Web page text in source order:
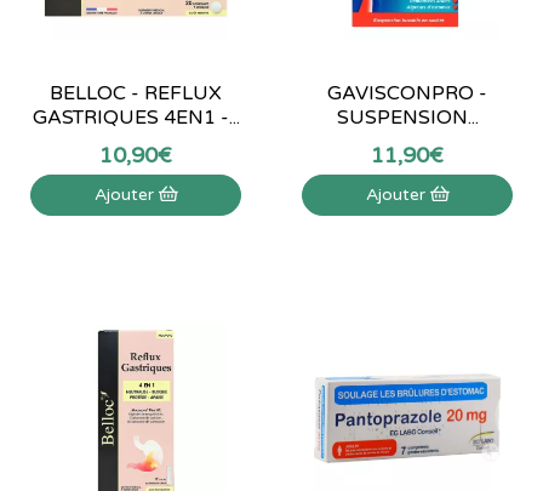
BELLOC - REFLUX
GASTRIQUES 4EN1 -...
10,90€
Ajouter
GAVISCONPRO -
SUSPENSION...
11,90€
Ajouter